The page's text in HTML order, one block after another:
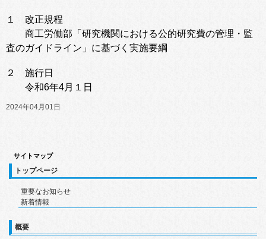
１ 改正規程
商工労働部「研究機関における公的研究費の管理・監
査のガイドライン」に基づく実施要綱
２ 施行日
令和6年4月１日
2024年04月01日
サイトマップ
トップページ
重要なお知らせ
新着情報
概要